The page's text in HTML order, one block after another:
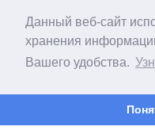
Данный веб-сайт
хранения
Вашего удобства.